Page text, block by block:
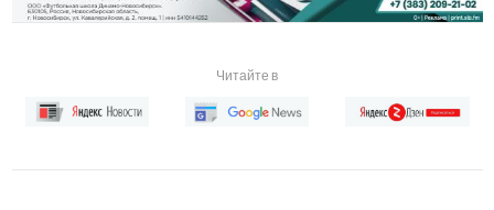
Читайте в